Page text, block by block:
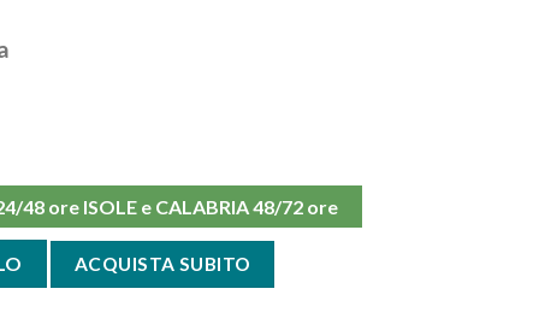
48 ore ISOLE e CALABRIA 48/72 ore
ACQUISTA SUBITO